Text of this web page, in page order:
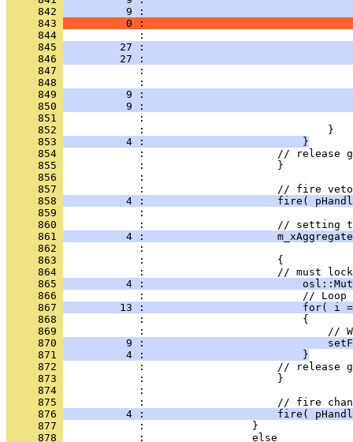
     842
9 :
     843
0 :
     844
     845
27 :
     846
27 :
     847
     848
     849
9 :
     850
9 :
     851
     852
     853
          4 :                         }
     854
     855
     856
     857
     858
4 :                     fire(
     859
     860
     861
4 :
     862
     863
     864
     865
4 :
     866
     867
13 :                         for( i
     868
     869
     870
9 :
     871
          4 :                         }
     872
     873
     874
     875
     876
4 :                     fire(
     877
     878